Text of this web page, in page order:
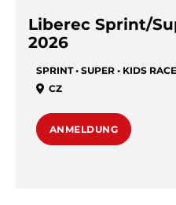
Liberec Sprint/
2026
SPRINT • SUPER • KIDS RACE
CZ
ANMELDUNG